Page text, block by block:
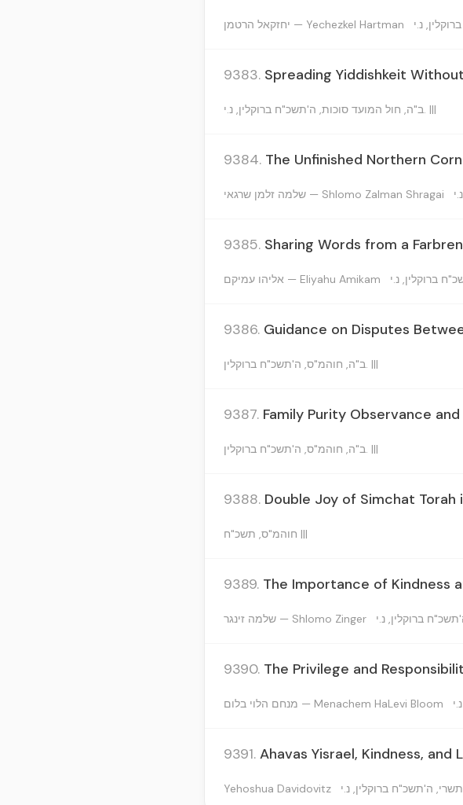
יחזקאל הרטמן — Yechezkel Hartman
9383. Spreading Yiddishkeit
ב"ה, חול המועד סוכות, ה'תשכ"ח ברוקלין, נ.י. |||
9384. The Unfinished Northern
שלמה זלמן שרגאי — Shlomo Zalman Shragai
9385. Sharing Words from a
אליהו עמיקם — Eliyahu Amikam
9386. Guidance on Disputes
ב"ה, חוהמ"ס, ה'תשכ"ח ברוקלין. |||
9387. Family Purity Observance
ב"ה, חוהמ"ס, ה'תשכ"ח ברוקלין. |||
9388. Double Joy of Simchat
חוהמ"ס, תשכ"ח |||
9389. The Importance of Kindness
שלמה זינגר — Shlomo Zinger
9390. The Privilege and
מנחם הלוי בלום — Menachem HaLevi Bloom
9391. Ahavas Yisrael, Kindness, and
Yehoshua Davidovitz